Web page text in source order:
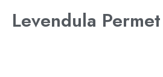
Levendula Permet